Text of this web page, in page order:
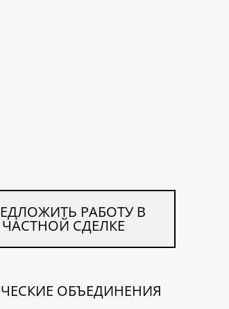
РАБОТУ В
ЧАСТНОЙ СДЕЛКЕ
ОБЪЕДИНЕНИЯ